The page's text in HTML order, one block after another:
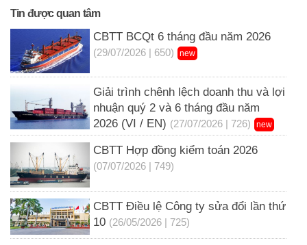
Tin được quan tâm
CBTT BCQt 6 tháng đầu năm 2026
(29/07/2026 | 650) new
Giải trình chênh lệch doanh thu và lợi
nhuận quý 2 và 6 tháng đầu năm
2026 (VI / EN) (27/07/2026 | 726) new
CBTT Hợp đồng kiểm toán 2026
(07/07/2026 | 749)
CBTT Điều lệ Công ty sửa đổi lần thứ
10 (26/05/2026 | 725)